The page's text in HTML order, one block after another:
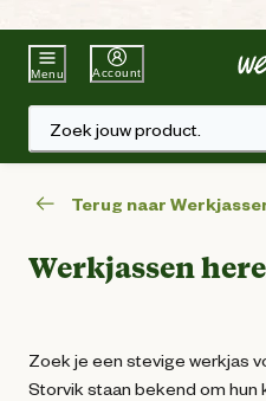
Beste
Menu Account
Zoek jouw product.
Terug naar
Werkjassen
Zoek je een stevige werkjas
Storvik staan bekend om hun